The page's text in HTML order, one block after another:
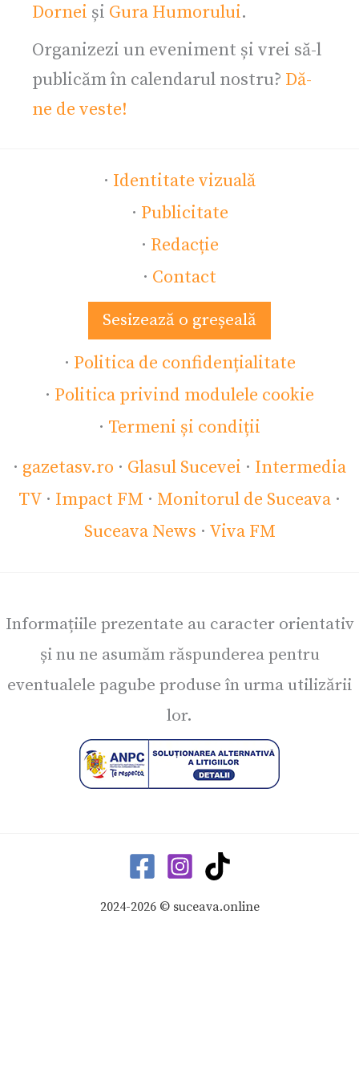
Dornei și Gura Humorului.
Organizezi un eveniment și vrei să-l
publicăm în calendarul nostru? Dă-
ne de veste!
· Identitate vizuală
· Publicitate
· Redacție
· Contact
Sesizează o greșeală
· Politica de confidențialitate
· Politica privind modulele cookie
· Termeni și condiții
· gazetasv.ro · Glasul Sucevei · Intermedia
TV · Impact FM · Monitorul de Suceava ·
Suceava News · Viva FM
Informațiile prezentate au caracter orientativ
și nu ne asumăm răspunderea pentru
eventualele pagube produse în urma utilizării
lor.
2024-2026 © suceava.online